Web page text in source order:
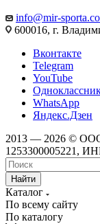
info@mir-
600016, г.
Вконтакте
Telegram
YouTube
WhatsApp
Яндекс.Дзен
2013 — 2026 ©
1253300005221,
Найти
Каталог
По всему сайту
По каталогу